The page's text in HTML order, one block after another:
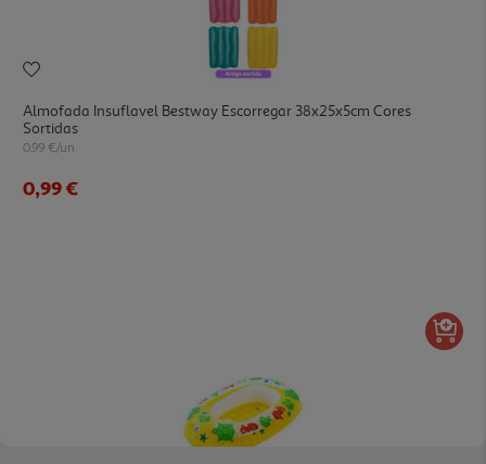
Almofada Insuflavel Bestway Escorregar 38x25x5cm Cores
Sortidas
0.99 €/un
0,99 €